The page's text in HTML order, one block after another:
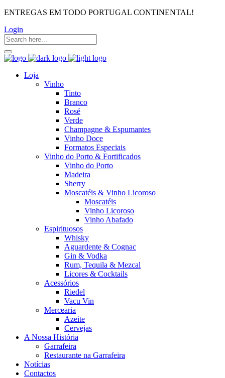
ENTREGAS EM TODO PORTUGAL CONTINENTAL!
Login
Loja
Vinho
Tinto
Branco
Rosé
Verde
Champagne & Espumantes
Vinho Doce
Formatos Especiais
Vinho do Porto & Fortificados
Vinho do Porto
Madeira
Sherry
Moscatéis & Vinho Licoroso
Moscatéis
Vinho Licoroso
Vinho Abafado
Espirituosos
Whisky
Aguardente & Cognac
Gin & Vodka
Rum, Tequila & Mezcal
Licores & Cocktails
Acessórios
Riedel
Vacu Vin
Mercearia
Azeite
Cervejas
A Nossa História
Garrafeira
Restaurante na Garrafeira
Notícias
Contactos